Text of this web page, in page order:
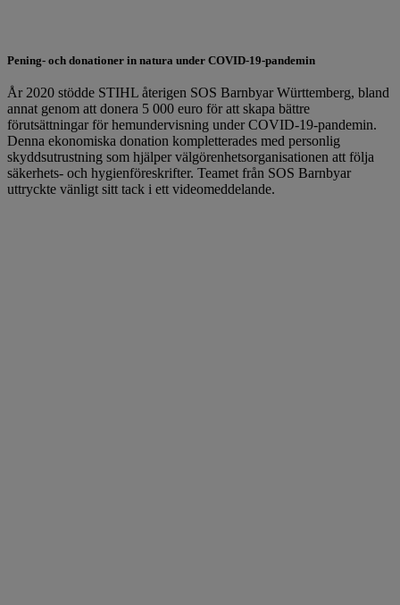
Pening- och donationer in natura under COVID-19-pandemin
År 2020 stödde STIHL återigen SOS Barnbyar Württemberg, bland
annat genom att donera 5 000 euro för att skapa bättre
förutsättningar för hemundervisning under COVID-19-pandemin.
Denna ekonomiska donation kompletterades med personlig
skyddsutrustning som hjälper välgörenhetsorganisationen att följa
säkerhets- och hygienföreskrifter. Teamet från SOS Barnbyar
uttryckte vänligt sitt tack i ett videomeddelande.